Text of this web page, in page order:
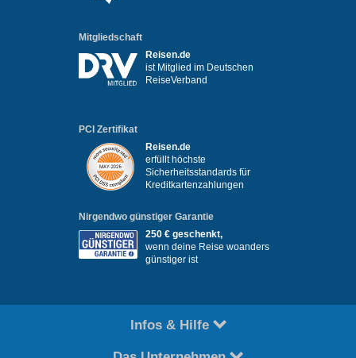
Mitgliedschaft
Reisen.de
ist Mitglied im Deutschen
ReiseVerband
PCI Zertifikat
Reisen.de
erfüllt höchste
Sicherheitsstandards für
Kreditkartenzahlungen
Nirgendwo günstiger Garantie
250 € geschenkt,
wenn deine Reise woanders
günstiger ist
Infos & Hilfe